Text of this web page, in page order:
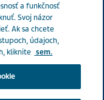
a funkčnosť
Svoj názor
Ak sa chcete
údajoch,
kliknite sem.